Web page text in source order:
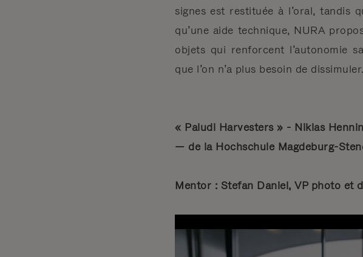
signes est restituée à l’oral, tandis
qu’une aide technique, NURA
objets qui renforcent l’autonomie
que l’on n’a plus besoin de dissimuler.
« Paludi Harvesters » - Niklas
— de la Hochschule Magdeburg-
Mentor : Stefan Daniel, VP photo et